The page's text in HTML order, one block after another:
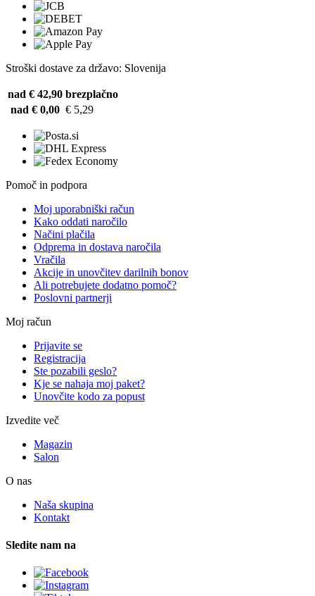
Stroški dostave za državo: Slovenija
nad € 42,90 brezplačno
nad € 0,00 € 5,29
Pomoč in podpora
Moj uporabniški račun
Kako oddati naročilo
Načini plačila
Odprema in dostava naročila
Vračila
Akcije in unovčitev darilnih bonov
Ali potrebujete dodatno pomoč?
Poslovni partnerji
Moj račun
Prijavite se
Registracija
Ste pozabili geslo?
Kje se nahaja moj paket?
Unovčite kodo za popust
Izvedite več
Magazin
Salon
O nas
Naša skupina
Kontakt
Sledite nam na